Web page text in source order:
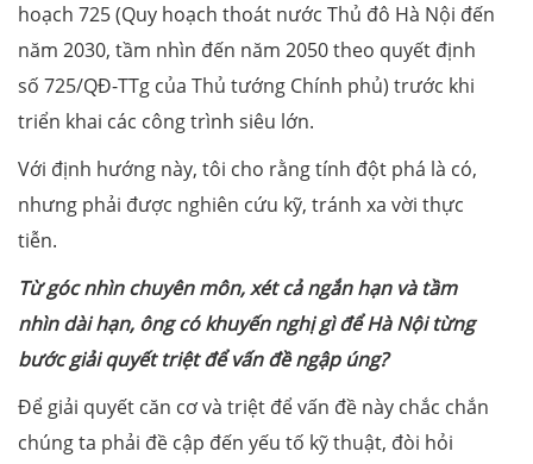
hoạch 725 (Quy hoạch thoát nước Thủ đô Hà Nội đến
năm 2030, tầm nhìn đến năm 2050 theo quyết định
số 725/QĐ-TTg của Thủ tướng Chính phủ) trước khi
triển khai các công trình siêu lớn.
Với định hướng này, tôi cho rằng tính đột phá là có,
nhưng phải được nghiên cứu kỹ, tránh xa vời thực
tiễn.
Từgóc nhìn chuyên môn, xét cả ngắn hạn và tầm
nhìn dài hạn, ông có khuyến nghị gì để Hà Nội từng
bước giải quyết triệt để vấnđềngập úng?
Để giải quyết căn cơ và triệt để vấn đề này chắc chắn
chúng ta phải đề cập đến yếu tố kỹ thuật, đòi hỏi